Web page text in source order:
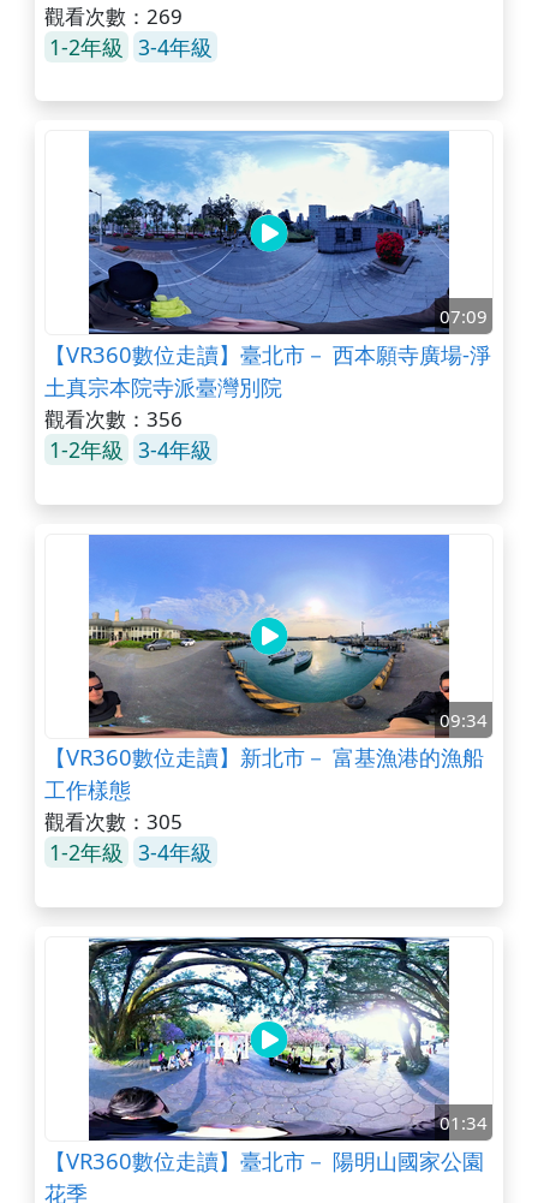
觀看次數：269
1-2年級 3-4年級
07:09
【VR360數位走讀】臺北市－ 西本願寺廣場-淨
土真宗本院寺派臺灣別院
觀看次數：356
1-2年級 3-4年級
09:34
【VR360數位走讀】新北市－ 富基漁港的漁船
工作樣態
觀看次數：305
1-2年級 3-4年級
01:34
【VR360數位走讀】臺北市－ 陽明山國家公園
花季